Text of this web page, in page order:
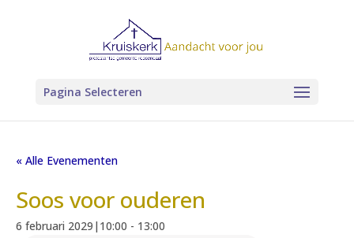
Pagina Selecteren
« Alle Evenementen
Soos voor ouderen
6 februari 2029|10:00 - 13:00